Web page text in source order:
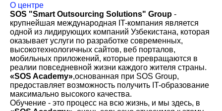
О центре
SOS "Smart Outsourcing Solutions" Group -
крупнейшая международная IT-компания является
одной из лидирующих компаний Узбекистана, которая
оказывает услуги по разработке современных,
высокотехнологичных сайтов, веб порталов,
мобильных приложений, которые превращаются в
реалии повседневной жизни каждого жителя страны.
«SOS Academy»,основанная при SOS Group,
предоставляет возможность получить IT-образование
максимально высокого качества.
Обучение - это процесс на всю жизнь, и мы здесь, в